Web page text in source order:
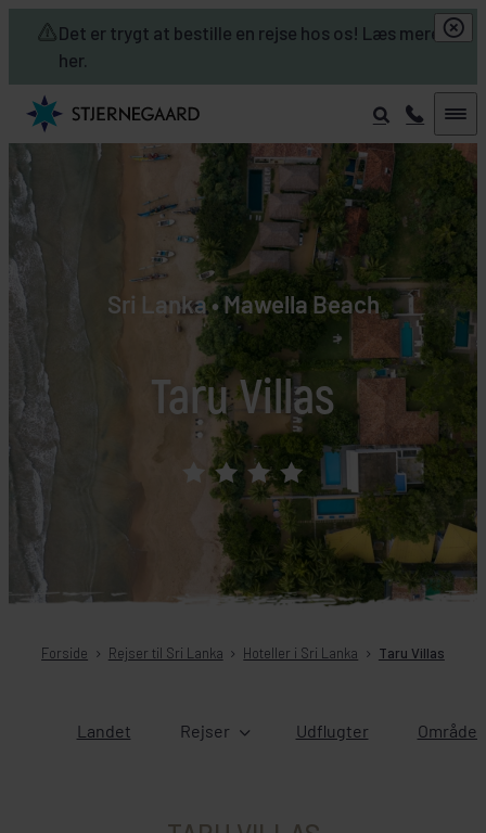
Det er trygt at bestille en rejse hos os! Læs mere
her.
Skip to main content
Taru Villas
Sri Lanka • Mawella Beach
Forside Rejser til Sri Lanka Hoteller i Sri Lanka Taru Villas
Landet Rejser Udflugter